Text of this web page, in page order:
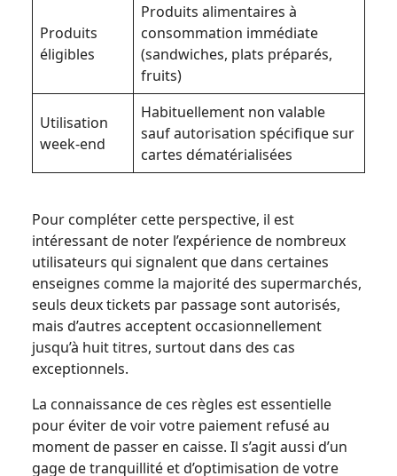
Produits
éligibles
Produits alimentaires à
consommation immédiate
(sandwiches, plats préparés,
fruits)
Utilisation
week-end
Habituellement non valable
sauf autorisation spécifique sur
cartes dématérialisées
Pour compléter cette perspective, il est
intéressant de noter l’expérience de nombreux
utilisateurs qui signalent que dans certaines
enseignes comme la majorité des supermarchés,
seuls deux tickets par passage sont autorisés,
mais d’autres acceptent occasionnellement
jusqu’à huit titres, surtout dans des cas
exceptionnels.
La connaissance de ces règles est essentielle
pour éviter de voir votre paiement refusé au
moment de passer en caisse. Il s’agit aussi d’un
gage de tranquillité et d’optimisation de votre